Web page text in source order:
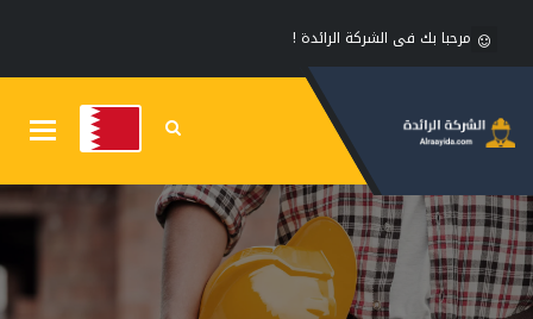
مرحبا بك فى الشركة الرائدة !